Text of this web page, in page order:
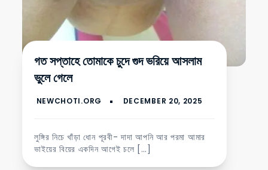
গত সপ্তাহে তোমাকে চুদে গুদ ভরিয়ে আসলাম
ভুলে গেলে
লুঙ্গির নিচে খাঁড়া ধোন পূরবী- দাদা আপনি আর পরমা আমার
ভাইয়ের বিয়ের একদিন আগেই চলে […]